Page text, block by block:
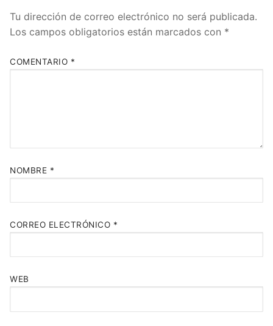
Tu dirección de correo electrónico no será publicada.
Los campos obligatorios están marcados con *
COMENTARIO *
NOMBRE *
CORREO ELECTRÓNICO *
WEB